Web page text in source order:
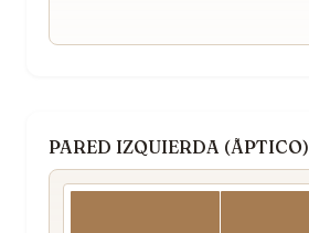
PARED IZQUIERDA (ÃPTICO)